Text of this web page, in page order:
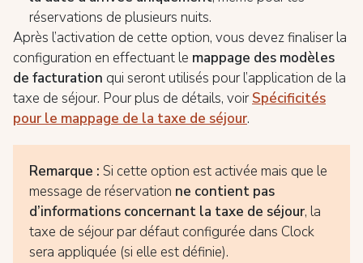
réservations de plusieurs nuits.
Après l’activation de cette option, vous devez finaliser la
configuration en effectuant le mappage des modèles
de facturation qui seront utilisés pour l’application de la
taxe de séjour. Pour plus de détails, voirSpécificités
pour le mappage de la taxe de séjour.
Remarque : Si cette option est activée mais que le
message de réservation ne contient pas
d’informations concernant la taxe de séjour, la
taxe de séjour par défaut configurée dans Clock
sera appliquée (si elle est définie).